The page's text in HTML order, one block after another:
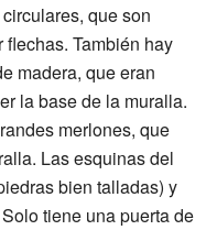
que son
También hay
madera, que eran
la base de la muralla.
merlones, que
Las esquinas del
bien talladas) y
tiene una puerta de